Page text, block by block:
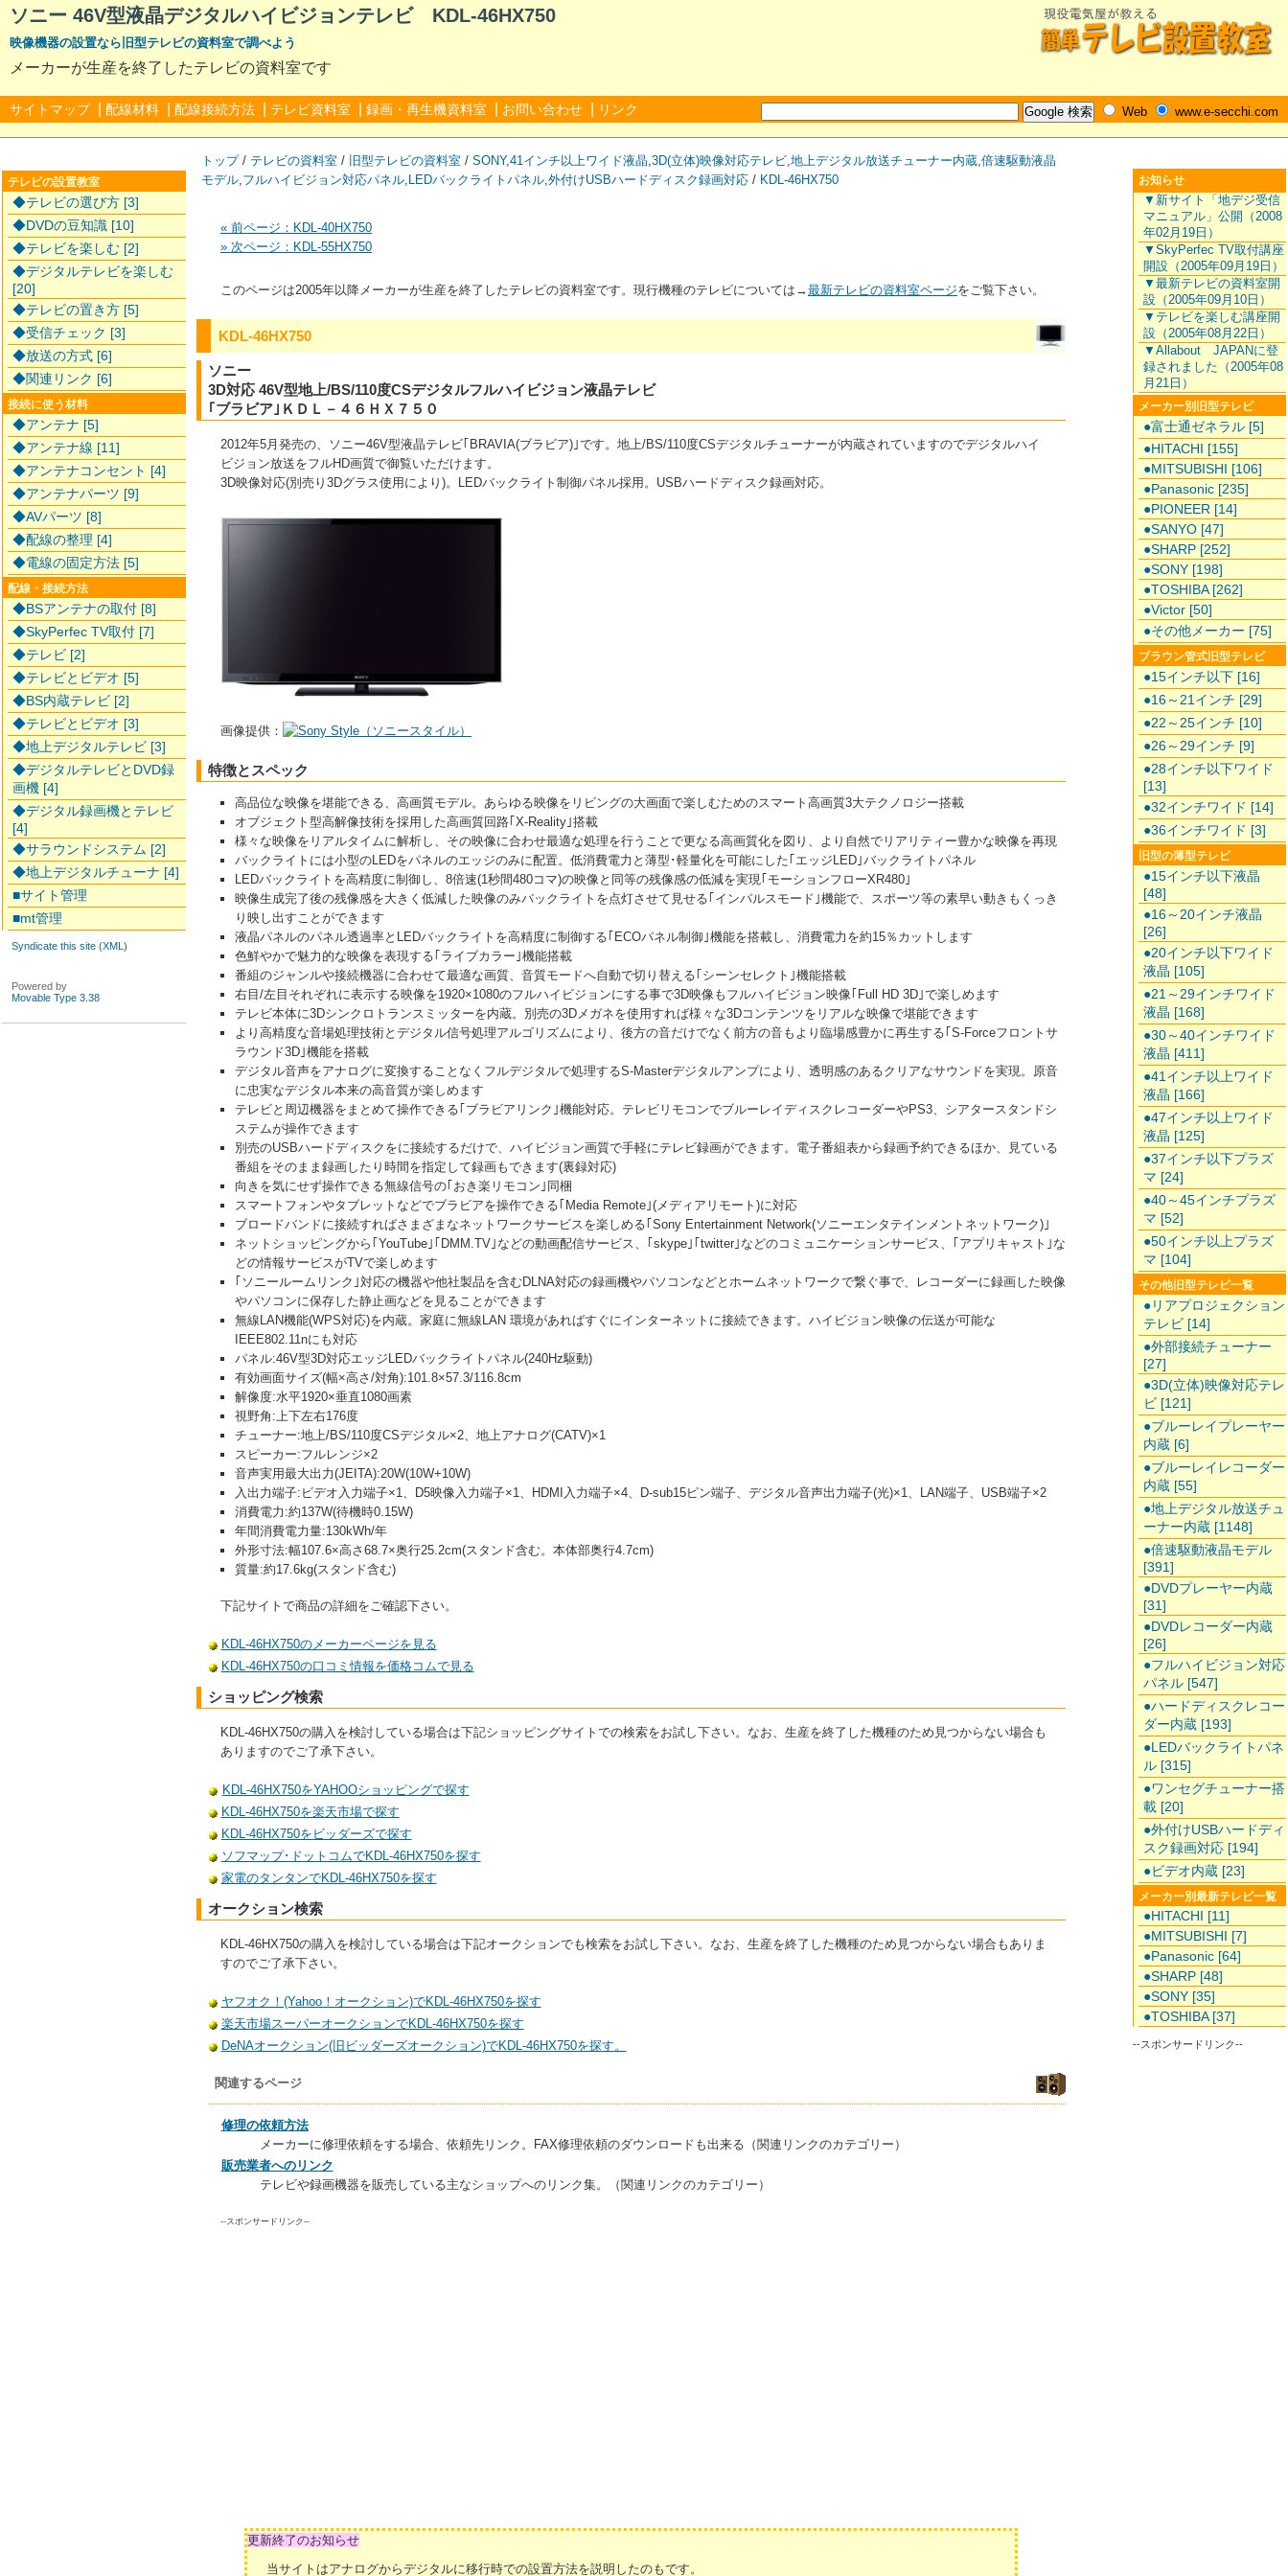
ソニー 46V型液晶デジタルハイビジョンテレビ KDL-46HX750
映像機器の設置なら旧型テレビの資料室で調べよう
メーカーが生産を終了したテレビの資料室です
Web www.e-secchi.com
サイトマップ 配線材料 配線接続方法 テレビ資料室 録画・再生機資料室 お問い合わせ リンク
トップ/ テレビの資料室 / 旧型テレビの資料室 / SONY,41インチ以上ワイド液晶,3D(立体)映像対応テレビ,地上デジタル放送チューナー内蔵,倍速駆動液晶
モデル,フルハイビジョン対応パネル, LEDバックライトパネル,外付けUSBハードディスク録画対応 / KDL-46HX750
« 前ページ：KDL-40HX750
» 次ページ：KDL-55HX750
このページは2005年以降メーカーが生産を終了したテレビの資料室です。現行機種のテレビについては→最新テレビの資料室ページをご覧下さい。
KDL-46HX750
ソニー
3D対応 46V型地上/BS/110度CSデジタルフルハイビジョン液晶テレビ
｢ブラビア｣ＫＤＬ－４６ＨＸ７５０
2012年5月発売の、ソニー46V型液晶テレビ｢BRAVIA(ブラビア)｣です。地上/BS/110度CSデジタルチューナーが内蔵されていますのでデジタルハイ
ビジョン放送をフルHD画質で御覧いただけます。
3D映像対応(別売り3Dグラス使用により)。LEDバックライト制御パネル採用。USBハードディスク録画対応。
画像提供：
特徴とスペック
高品位な映像を堪能できる、高画質モデル。あらゆる映像をリビングの大画面で楽しむためのスマート高画質3大テクノロジー搭載
オブジェクト型高解像技術を採用した高画質回路｢X-Reality｣搭載
様々な映像をリアルタイムに解析し、その映像に合わせ最適な処理を行うことで更なる高画質化を図り、より自然でリアリティー豊かな映像を再現
バックライトには小型のLEDをパネルのエッジのみに配置。低消費電力と薄型･軽量化を可能にした｢エッジLED｣バックライトパネル
LEDバックライトを高精度に制御し、8倍速(1秒間480コマ)の映像と同等の残像感の低減を実現｢モーションフローXR480｣
映像生成完了後の残像感を大きく低減した映像のみバックライトを点灯させて見せる｢インパルスモード｣機能で、スポーツ等の素早い動きもくっき
り映し出すことができます
液晶パネルのパネル透過率とLEDバックライトを高精度に制御する｢ECOパネル制御｣機能を搭載し、消費電力を約15％カットします
色鮮やかで魅力的な映像を表現する｢ライブカラー｣機能搭載
番組のジャンルや接続機器に合わせて最適な画質、音質モードへ自動で切り替える｢シーンセレクト｣機能搭載
右目/左目それぞれに表示する映像を1920×1080のフルハイビジョンにする事で3D映像もフルハイビジョン映像｢Full HD 3D｣で楽しめます
テレビ本体に3Dシンクロトランスミッターを内蔵。別売の3Dメガネを使用すれば様々な3Dコンテンツをリアルな映像で堪能できます
より高精度な音場処理技術とデジタル信号処理アルゴリズムにより、後方の音だけでなく前方の音もより臨場感豊かに再生する｢S-Forceフロントサ
ラウンド3D｣機能を搭載
デジタル音声をアナログに変換することなくフルデジタルで処理するS-Masterデジタルアンプにより、透明感のあるクリアなサウンドを実現。原音
に忠実なデジタル本来の高音質が楽しめます
テレビと周辺機器をまとめて操作できる｢ブラビアリンク｣機能対応。テレビリモコンでブルーレイディスクレコーダーやPS3、シアタースタンドシ
ステムが操作できます
別売のUSBハードディスクをに接続するだけで、ハイビジョン画質で手軽にテレビ録画ができます。電子番組表から録画予約できるほか、見ている
番組をそのまま録画したり時間を指定して録画もできます(裏録対応)
向きを気にせず操作できる無線信号の｢おき楽リモコン｣同梱
スマートフォンやタブレットなどでブラビアを操作できる｢Media Remote｣(メディアリモート)に対応
ブロードバンドに接続すればさまざまなネットワークサービスを楽しめる｢Sony Entertainment Network(ソニーエンタテインメントネットワーク)｣
ネットショッピングから｢YouTube｣｢DMM.TV｣などの動画配信サービス、｢skype｣｢twitter｣などのコミュニケーションサービス、｢アプリキャスト｣な
どの情報サービスがTVで楽しめます
｢ソニールームリンク｣対応の機器や他社製品を含むDLNA対応の録画機やパソコンなどとホームネットワークで繋ぐ事で、レコーダーに録画した映像
やパソコンに保存した静止画などを見ることができます
無線LAN機能(WPS対応)を内蔵。家庭に無線LAN 環境があればすぐにインターネットに接続できます。ハイビジョン映像の伝送が可能な
IEEE802.11nにも対応
パネル:46V型3D対応エッジLEDバックライトパネル(240Hz駆動)
有効画面サイズ(幅×高さ/対角):101.8×57.3/116.8cm
解像度:水平1920×垂直1080画素
視野角:上下左右176度
チューナー:地上/BS/110度CSデジタル×2、地上アナログ(CATV)×1
スピーカー:フルレンジ×2
音声実用最大出力(JEITA):20W(10W+10W)
入出力端子:ビデオ入力端子×1、D5映像入力端子×1、HDMI入力端子×4、D-sub15ピン端子、デジタル音声出力端子(光)×1、LAN端子、USB端子×2
消費電力:約137W(待機時0.15W)
年間消費電力量:130kWh/年
外形寸法:幅107.6×高さ68.7×奥行25.2cm(スタンド含む。本体部奥行4.7cm)
質量:約17.6kg(スタンド含む)
下記サイトで商品の詳細をご確認下さい。
KDL-46HX750のメーカーページを見る
KDL-46HX750の口コミ情報を価格コムで見る
ショッピング検索
KDL-46HX750の購入を検討している場合は下記ショッピングサイトでの検索をお試し下さい。なお、生産を終了した機種のため見つからない場合も
ありますのでご了承下さい。
KDL-46HX750をYAHOOショッピングで探す
KDL-46HX750を楽天市場で探す
KDL-46HX750をビッダーズで探す
ソフマップ･ドットコムでKDL-46HX750を探す
家電のタンタンでKDL-46HX750を探す
オークション検索
KDL-46HX750の購入を検討している場合は下記オークションでも検索をお試し下さい。なお、生産を終了した機種のため見つからない場合もありま
すのでご了承下さい。
ヤフオク！(Yahoo！オークション)でKDL-46HX750を探す
楽天市場スーパーオークションでKDL-46HX750を探す
DeNAオークション(旧ビッダーズオークション)でKDL-46HX750を探す。
関連するページ
修理の依頼方法
メーカーに修理依頼をする場合、依頼先リンク。FAX修理依頼のダウンロードも出来る（関連リンクのカテゴリー）
販売業者へのリンク
テレビや録画機器を販売している主なショップへのリンク集。（関連リンクのカテゴリー）
--スポンサードリンク--
更新終了のお知らせ
当サイトはアナログからデジタルに移行時での設置方法を説明したのもです。
テレビの設置教室
◆テレビの選び方 [3]
◆DVDの豆知識 [10]
◆テレビを楽しむ [2]
◆デジタルテレビを楽しむ
[20]
◆テレビの置き方 [5]
◆受信チェック [3]
◆放送の方式 [6]
◆関連リンク [6]
接続に使う材料
◆アンテナ [5]
◆アンテナ線 [11]
◆アンテナコンセント [4]
◆アンテナパーツ [9]
◆AVパーツ [8]
◆配線の整理 [4]
◆電線の固定方法 [5]
配線・接続方法
◆BSアンテナの取付 [8]
◆SkyPerfec TV取付 [7]
◆テレビ [2]
◆テレビとビデオ [5]
◆BS内蔵テレビ [2]
◆テレビとビデオ [3]
◆地上デジタルテレビ [3]
◆デジタルテレビとDVD録
画機 [4]
◆デジタル録画機とテレビ
[4]
◆サラウンドシステム [2]
◆地上デジタルチューナ [4]
■サイト管理
■mt管理
Syndicate this site (XML)
Powered by
Movable Type 3.38
お知らせ
▼新サイト「地デジ受信
マニュアル」公開（2008
年02月19日）
▼SkyPerfec TV取付講座
開設（2005年09月19日）
▼最新テレビの資料室開
設（2005年09月10日）
▼テレビを楽しむ講座開
設（2005年08月22日）
▼Allabout JAPANに登
録されました（2005年08
月21日）
メーカー別旧型テレビ
●富士通ゼネラル [5]
●HITACHI [155]
●MITSUBISHI [106]
●Panasonic [235]
●PIONEER [14]
●SANYO [47]
●SHARP [252]
●SONY [198]
●TOSHIBA [262]
●Victor [50]
●その他メーカー [75]
ブラウン管式旧型テレビ
●15インチ以下 [16]
●16～21インチ [29]
●22～25インチ [10]
●26～29インチ [9]
●28インチ以下ワイド
[13]
●32インチワイド [14]
●36インチワイド [3]
旧型の薄型テレビ
●15インチ以下液晶
[48]
●16～20インチ液晶
[26]
●20インチ以下ワイド
液晶 [105]
●21～29インチワイド
液晶 [168]
●30～40インチワイド
液晶 [411]
●41インチ以上ワイド
液晶 [166]
●47インチ以上ワイド
液晶 [125]
●37インチ以下プラズ
マ [24]
●40～45インチプラズ
マ [52]
●50インチ以上プラズ
マ [104]
その他旧型テレビ一覧
●リアプロジェクション
テレビ [14]
●外部接続チューナー
[27]
●3D(立体)映像対応テレ
ビ [121]
●ブルーレイプレーヤー
内蔵 [6]
●ブルーレイレコーダー
内蔵 [55]
●地上デジタル放送チュ
ーナー内蔵 [1148]
●倍速駆動液晶モデル
[391]
●DVDプレーヤー内蔵
[31]
●DVDレコーダー内蔵
[26]
●フルハイビジョン対応
パネル [547]
●ハードディスクレコー
ダー内蔵 [193]
●LEDバックライトパネ
ル [315]
●ワンセグチューナー搭
載 [20]
●外付けUSBハードディ
スク録画対応 [194]
●ビデオ内蔵 [23]
メーカー別最新テレビ一覧
●HITACHI [11]
●MITSUBISHI [7]
●Panasonic [64]
●SHARP [48]
●SONY [35]
●TOSHIBA [37]
--スポンサードリンク--